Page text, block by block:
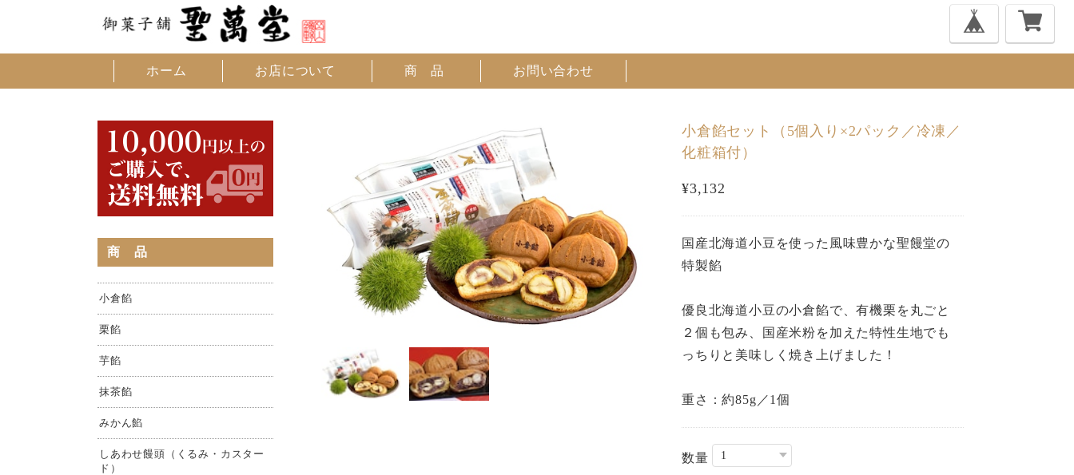
ホーム お店について 商 品 お問い合わせ
商 品
小倉餡
栗餡
芋餡
抹茶餡
みかん餡
しあわせ饅頭（くるみ・カスター
ド）
小倉餡セット（5個入り×2パック／冷凍／
化粧箱付）
¥3,132
国産北海道小豆を使った風味豊かな聖饅堂の
特製餡
優良北海道小豆の小倉餡で、有機栗を丸ごと
２個も包み、国産米粉を加えた特性生地でも
っちりと美味しく焼き上げました！
重さ：約85g／1個
数量